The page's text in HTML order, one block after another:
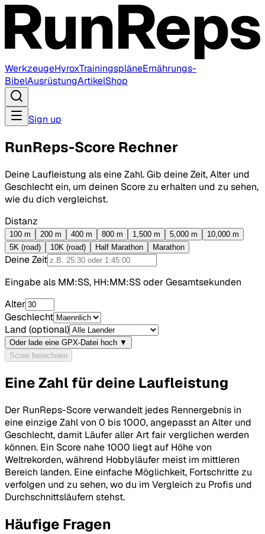
WerkzeugeHyroxTrainingspläneErnährungs-
BibelAusrüstungArtikelShop
Sign up
RunReps-Score Rechner
Deine Laufleistung als eine Zahl. Gib deine Zeit, Alter und
Geschlecht ein, um deinen Score zu erhalten und zu sehen,
wie du dich vergleichst.
Distanz
100 m 200 m 400 m 800 m 1,500 m 5,000 m
10,000 m
5K (road)
10K (road) Half Marathon Marathon
Deine Zeit
Eingabe als MM:SS, HH:MM:SS oder Gesamtsekunden
Alter
Geschlecht
Land (optional)
Oder lade eine GPX-Datei hoch ▼
Score berechnen
Eine Zahl für deine Laufleistung
Der RunReps-Score verwandelt jedes Rennergebnis in
eine einzige Zahl von 0 bis 1000, angepasst an Alter und
Geschlecht, damit Läufer aller Art fair verglichen werden
können. Ein Score nahe 1000 liegt auf Höhe von
Weltrekorden, während Hobbyläufer meist im mittleren
Bereich landen. Eine einfache Möglichkeit, Fortschritte zu
verfolgen und zu sehen, wo du im Vergleich zu Profis und
Durchschnittsläufern stehst.
Häufige Fragen